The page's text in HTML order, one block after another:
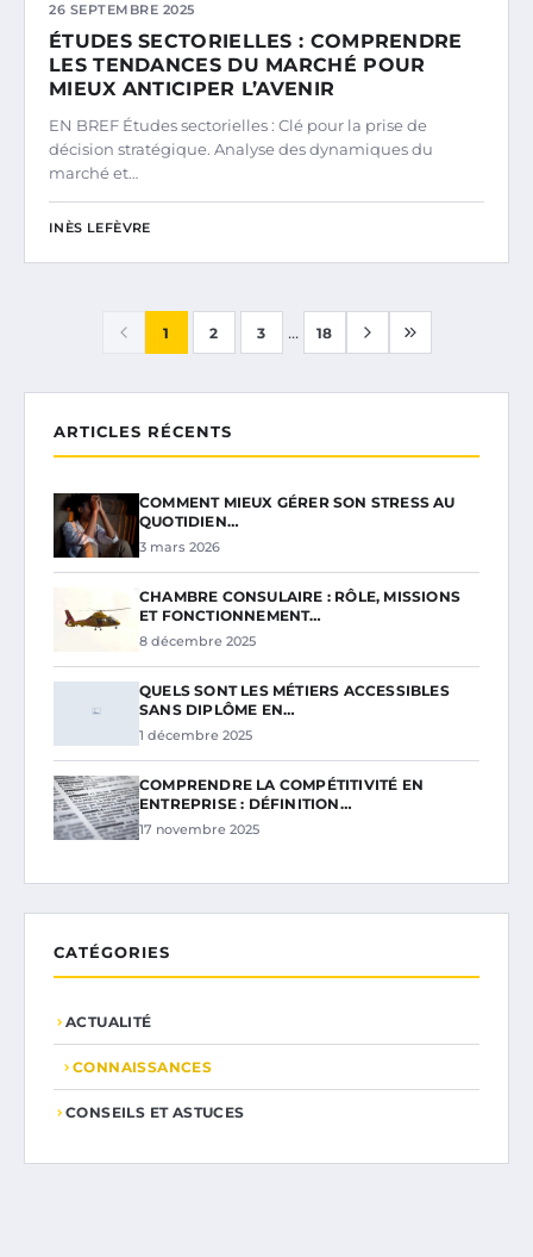
26 SEPTEMBRE 2025
ÉTUDES SECTORIELLES : COMPRENDRE
LES TENDANCES DU MARCHÉ POUR
MIEUX ANTICIPER L’AVENIR
EN BREF Études sectorielles : Clé pour la prise de
décision stratégique. Analyse des dynamiques du
marché et…
INÈS LEFÈVRE
1 2 3 ... 18
ARTICLES RÉCENTS
COMMENT MIEUX GÉRER SON STRESS AU
QUOTIDIEN…
3 mars 2026
CHAMBRE CONSULAIRE : RÔLE, MISSIONS
ET FONCTIONNEMENT…
8 décembre 2025
QUELS SONT LES MÉTIERS ACCESSIBLES
SANS DIPLÔME EN…
1 décembre 2025
COMPRENDRE LA COMPÉTITIVITÉ EN
ENTREPRISE : DÉFINITION…
17 novembre 2025
CATÉGORIES
ACTUALITÉ
CONNAISSANCES
CONSEILS ET ASTUCES